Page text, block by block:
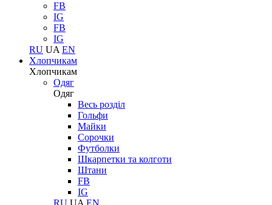
FB
IG
FB
IG
RU UA EN
Хлопчикам
Хлопчикам
Одяг
Одяг
Весь розділ
Гольфи
Майки
Сорочки
Футболки
Шкарпетки та колготи
Штани
FB
IG
RU UA EN